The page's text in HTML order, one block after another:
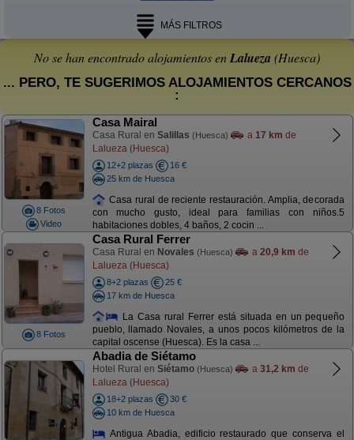
MÁS FILTROS
No se han encontrado alojamientos enLalueza (Huesca)
... PERO, TE SUGERIMOS ALOJAMIENTOS CERCANOS
:
8 Fotos
Video
Casa Mairal
Casa Rural en Salillas (Huesca) a 17 km de
Lalueza (Huesca)
12+2 plazas
16 €
25 km de Huesca
Casa rural de reciente restauración. Amplia, decorada
con mucho gusto, ideal para familias con niños.5
habitaciones dobles, 4 baños, 2 cocin ...
8 Fotos
Casa Rural Ferrer
Casa Rural en Novales (Huesca) a 20,9 km de
Lalueza (Huesca)
8+2 plazas
25 €
17 km de Huesca
La Casa rural Ferrer está situada en un pequeño
pueblo, llamado Novales, a unos pocos kilómetros de la
capital oscense (Huesca). Es la casa ...
Abadia de Siétamo
Hotel Rural en Siétamo (Huesca) a 31,2 km de
Lalueza (Huesca)
18+2 plazas
30 €
10 km de Huesca
Antigua Abadia, edificio restaurado que conserva el